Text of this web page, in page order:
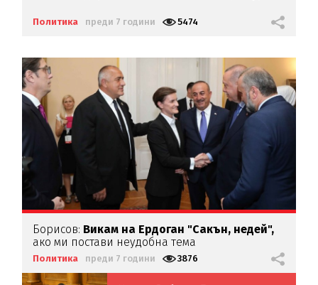
Политика преди 7 години 5474
Борисов: Викам на Ердоган "Сакън, недей",
ако ми постави неудобна тема
Политика преди 7 години 3876